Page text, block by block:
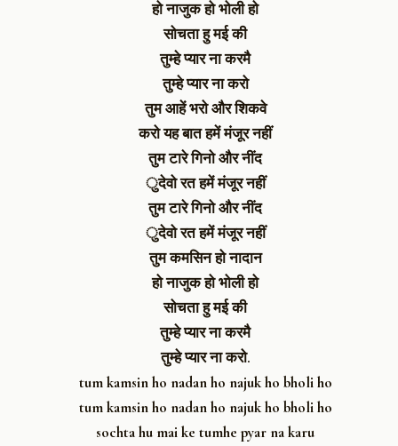
हो नाजुक हो भोली हो
सोचता हु मई की
तुम्हे प्यार ना करमै
तुम्हे प्यार ना करो
तुम आहें भरो और शिकवे
करो यह बात हमें मंजूर नहीं
तुम टारे गिनो और नींद
ुदेवो रत हमें मंजूर नहीं
तुम टारे गिनो और नींद
ुदेवो रत हमें मंजूर नहीं
तुम कमसिन हो नादान
हो नाजुक हो भोली हो
सोचता हु मई की
तुम्हे प्यार ना करमै
तुम्हे प्यार ना करो.
tum kamsin ho nadan ho najuk ho bholi ho
tum kamsin ho nadan ho najuk ho bholi ho
sochta hu mai ke tumhe pyar na karu